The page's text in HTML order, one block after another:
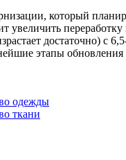
который
увеличить переработку
достаточно) с
этапы обновления
одежды
ткани